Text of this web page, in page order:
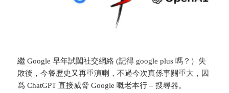
繼 Google 早年試闖社交網絡 (記得 google plus 嗎？）失
敗後，今餐歷史又再重演喇，不過今次真係事關重大，因
爲 ChatGPT 直接威脅 Google 嘅老本行 – 搜尋器。